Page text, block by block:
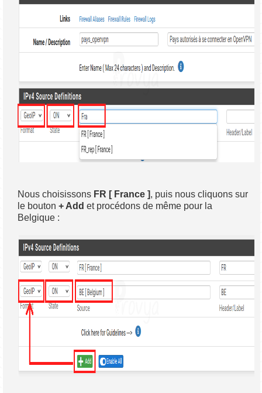
Nous choisissons FR [ France ], puis nous cliquons sur
le bouton+ Add et procédons de même pour la
Belgique :